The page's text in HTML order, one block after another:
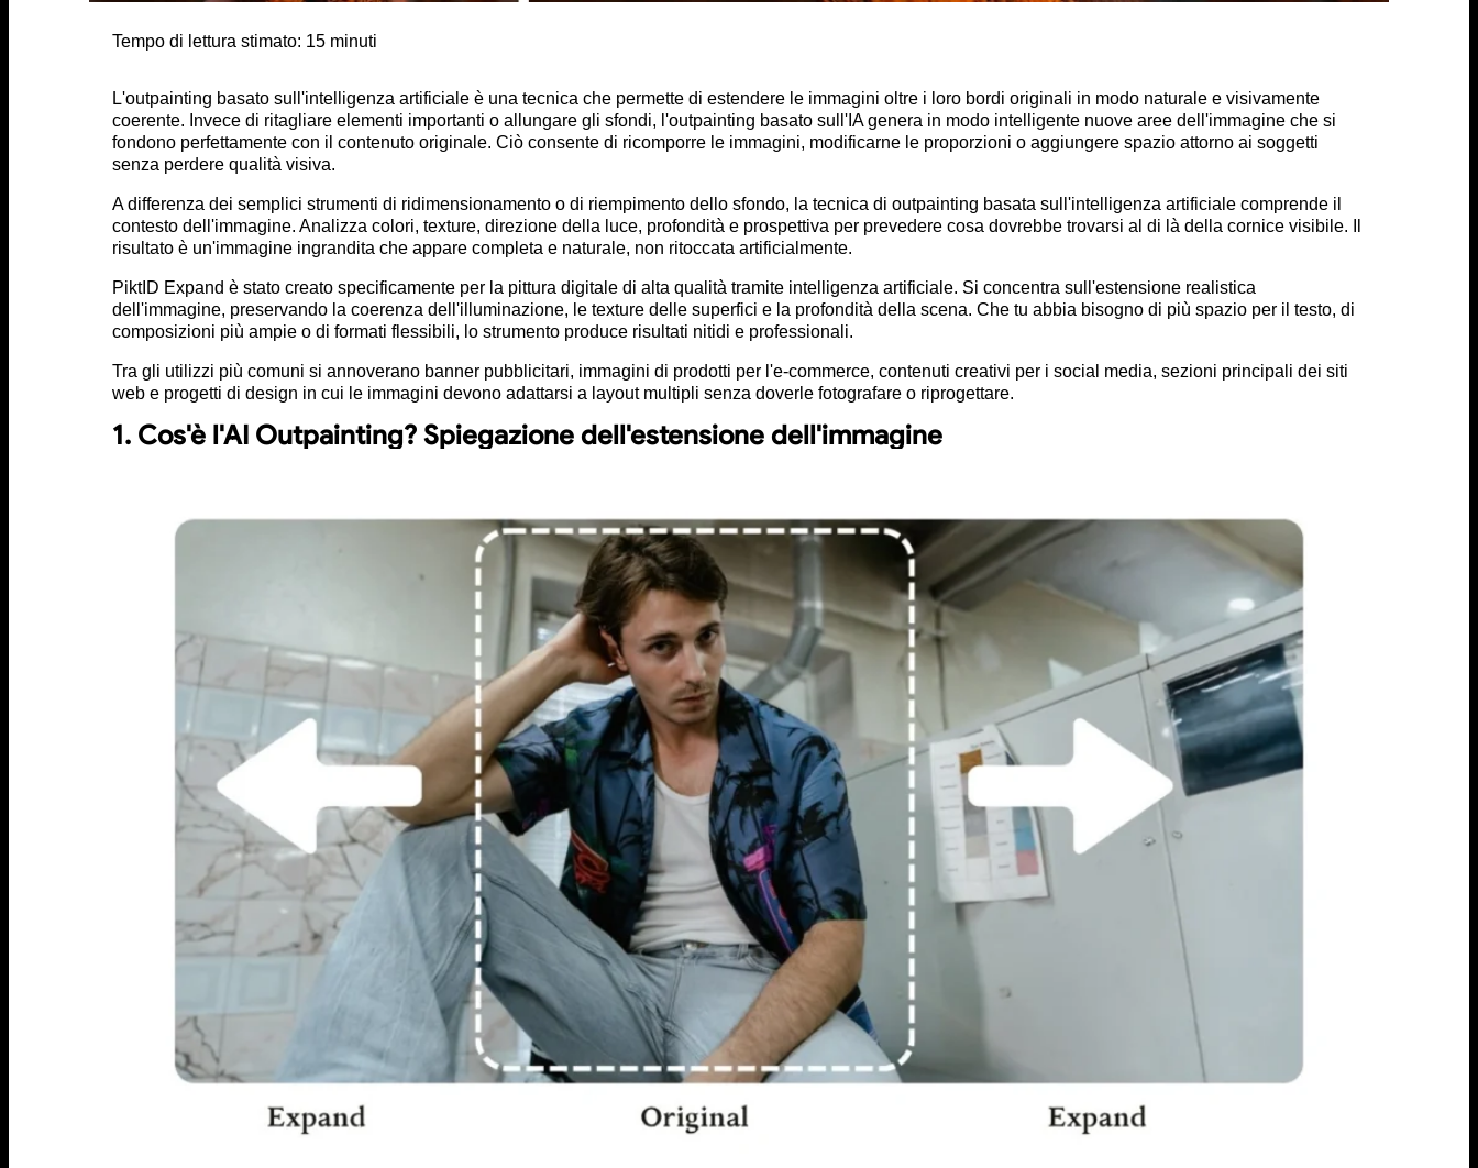
Tempo di lettura stimato: 15 minuti
L'outpainting basato sull'intelligenza artificiale è una tecnica che permette di estendere le immagini oltre i loro bordi originali in modo naturale e visivamente
coerente. Invece di ritagliare elementi importanti o allungare gli sfondi, l'outpainting basato sull'IA genera in modo intelligente nuove aree dell'immagine che si
fondono perfettamente con il contenuto originale. Ciò consente di ricomporre le immagini, modificarne le proporzioni o aggiungere spazio attorno ai soggetti
senza perdere qualità visiva.
A differenza dei semplici strumenti di ridimensionamento o di riempimento dello sfondo, la tecnica di outpainting basata sull'intelligenza artificiale comprende il
contesto dell'immagine. Analizza colori, texture, direzione della luce, profondità e prospettiva per prevedere cosa dovrebbe trovarsi al di là della cornice visibile. Il
risultato è un'immagine ingrandita che appare completa e naturale, non ritoccata artificialmente.
PiktID Expand è stato creato specificamente per la pittura digitale di alta qualità tramite intelligenza artificiale. Si concentra sull'estensione realistica
dell'immagine, preservando la coerenza dell'illuminazione, le texture delle superfici e la profondità della scena. Che tu abbia bisogno di più spazio per il testo, di
composizioni più ampie o di formati flessibili, lo strumento produce risultati nitidi e professionali.
Tra gli utilizzi più comuni si annoverano banner pubblicitari, immagini di prodotti per l'e-commerce, contenuti creativi per i social media, sezioni principali dei siti
web e progetti di design in cui le immagini devono adattarsi a layout multipli senza doverle fotografare o riprogettare.
1. Cos'è l'AI Outpainting? Spiegazione dell'estensione dell'immagine